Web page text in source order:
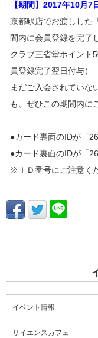
【期間】2017年10月7
京都駅店でお渡しした
間内に会員登録を完了
クラブ三省堂ポイント
員登録完了翌日付与）
まだご入会されていな
も、ぜひこの期間内に
●カード裏面のIDが「
●カード裏面のIDが「
※ＩＤ番号にご注意く
イベント情報
サイエンスカフェ